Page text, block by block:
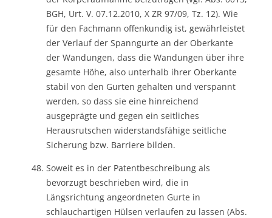
BGH, Urt. V. 07.12.2010, X ZR 97/09, Tz. 12). Wie
für den Fachmann offenkundig ist, gewährleistet
der Verlauf der Spanngurte an der Oberkante
der Wandungen, dass die Wandungen über ihre
gesamte Höhe, also unterhalb ihrer Oberkante
stabil von den Gurten gehalten und verspannt
werden, so dass sie eine hinreichend
ausgeprägte und gegen ein seitliches
Herausrutschen widerstandsfähige seitliche
Sicherung bzw. Barriere bilden.
Soweit es in der Patentbeschreibung als
bevorzugt beschrieben wird, die in
Längsrichtung angeordneten Gurte in
schlauchartigen Hülsen verlaufen zu lassen (Abs.